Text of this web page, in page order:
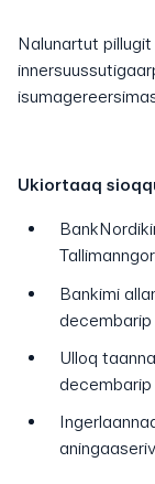
Nalunartut
Ukiortaaq
Bankimi
decembarip
Ulloq